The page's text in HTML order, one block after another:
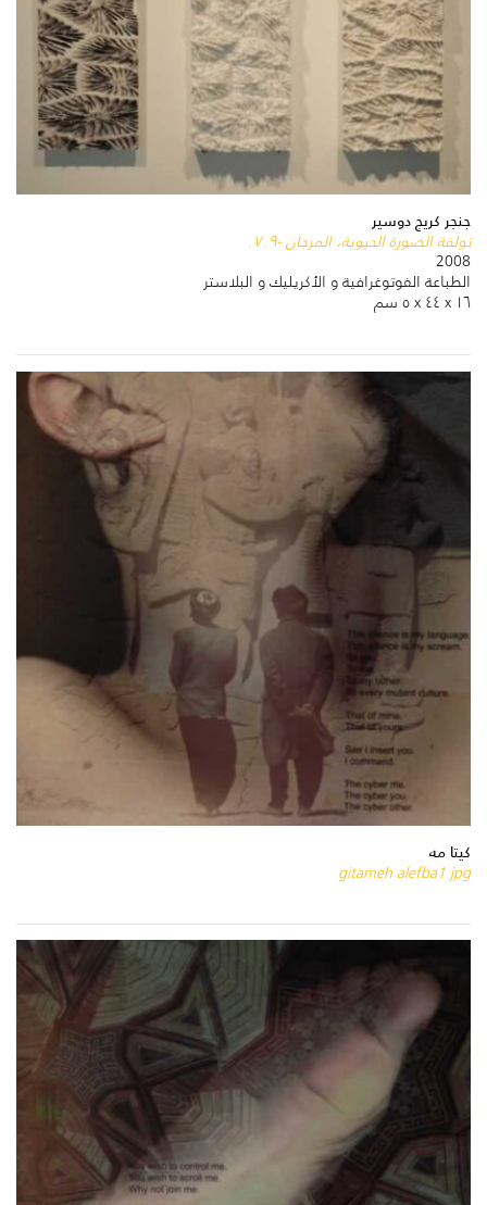
جنجر كريج دوسير
تولفة الصورة الحيوية، المرجان -٠٧٠٩
2008
الطباعة الفوتوغرافية و الأكريليك و البلاستر
١٦ x ٤٤ x ٥ سم
كيتا مه
gitameh alefba1 jpg